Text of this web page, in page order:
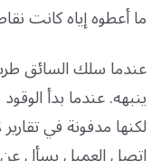
ما أعطوه إياه كانت
عندما سلك السائق
ينبهه. عندما بدأ
لكنها مدفونة في